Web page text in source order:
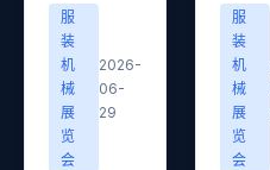
服
装
机
械
展
览
会
2026-
06-
29
服
装
机
械
展
览
会